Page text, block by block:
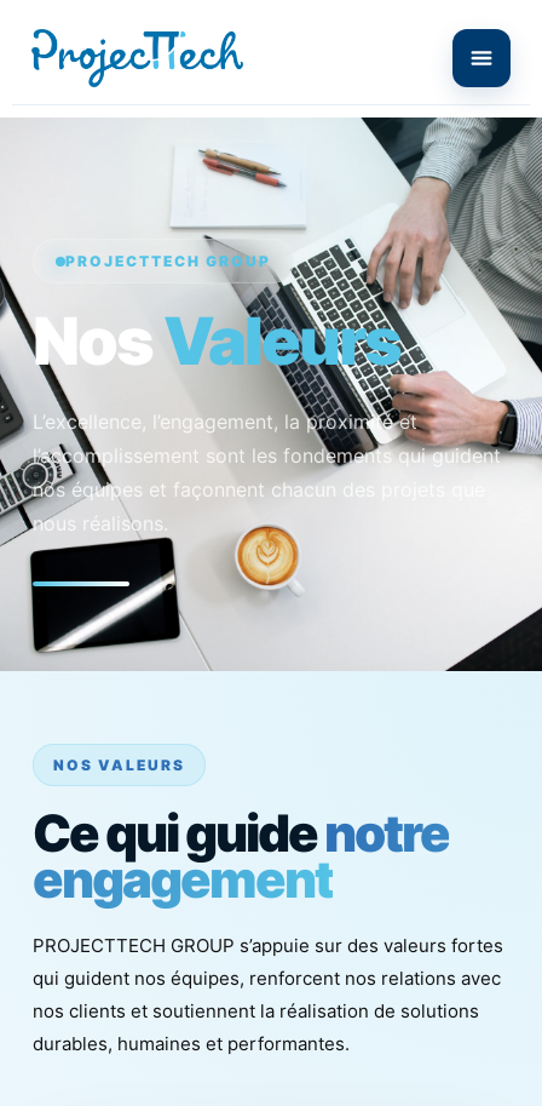
PROJECTTECH GROUP
NosValeurs
L’excellence, l’engagement, la proximité et
l’accomplissement sont les fondements qui guident
nos équipes et façonnent chacun des projets que
nous réalisons.
NOS VALEURS
Ce qui guidenotre
engagement
PROJECTTECH GROUP s’appuie sur des valeurs fortes
qui guident nos équipes, renforcent nos relations avec
nos clients et soutiennent la réalisation de solutions
durables, humaines et performantes.